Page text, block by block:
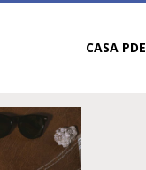
CASA PDE